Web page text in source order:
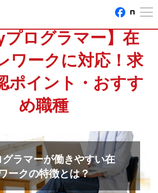
ログラマー】在
ワークに対応！求
ポイント・おすす
め職種
ラマーが働きやすい在
ークの特徴とは？